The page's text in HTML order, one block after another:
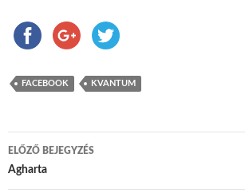
FACEBOOK KVANTUM
Bejegyzés navigáció
ELŐZŐ BEJEGYZÉS
Agharta